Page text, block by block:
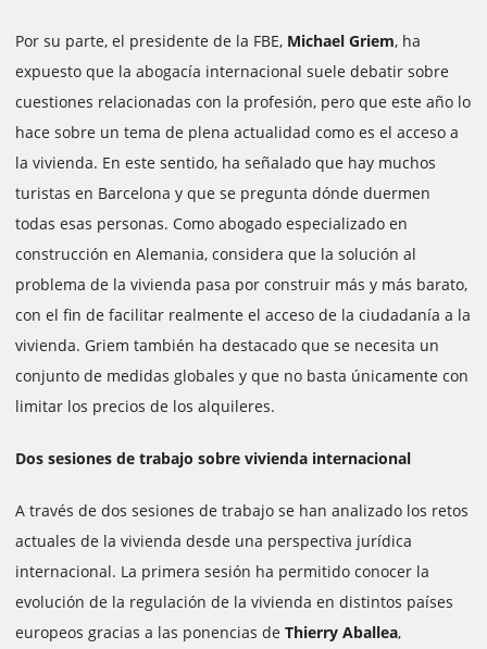
Por su parte, el presidente de la FBE, Michael Griem, ha
expuesto que la abogacía internacional suele debatir sobre
cuestiones relacionadas con la profesión, pero que este año lo
hace sobre un tema de plena actualidad como es el acceso a
la vivienda. En este sentido, ha señalado que hay muchos
turistas en Barcelona y que se pregunta dónde duermen
todas esas personas. Como abogado especializado en
construcción en Alemania, considera que la solución al
problema de la vivienda pasa por construir más y más barato,
con el fin de facilitar realmente el acceso de la ciudadanía a la
vivienda. Griem también ha destacado que se necesita un
conjunto de medidas globales y que no basta únicamente con
limitar los precios de los alquileres.
Dos sesiones de trabajo sobre vivienda internacional
A través de dos sesiones de trabajo se han analizado los retos
actuales de la vivienda desde una perspectiva jurídica
internacional. La primera sesión ha permitido conocer la
evolución de la regulación de la vivienda en distintos países
europeos gracias a las ponencias de Thierry Aballea,